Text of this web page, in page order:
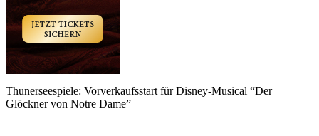
Thunerseespiele: Vorverkaufsstart für Disney-Musical “Der
Glöckner von Notre Dame”